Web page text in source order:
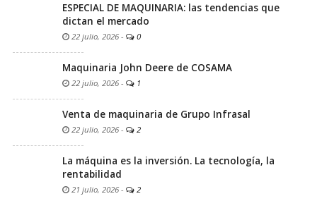
ESPECIAL DE MAQUINARIA: las tendencias que
dictan el mercado
22 julio, 2026 - 0
Maquinaria John Deere de COSAMA
22 julio, 2026 - 1
Venta de maquinaria de Grupo Infrasal
22 julio, 2026 - 2
La máquina es la inversión. La tecnología, la
rentabilidad
21 julio, 2026 - 2